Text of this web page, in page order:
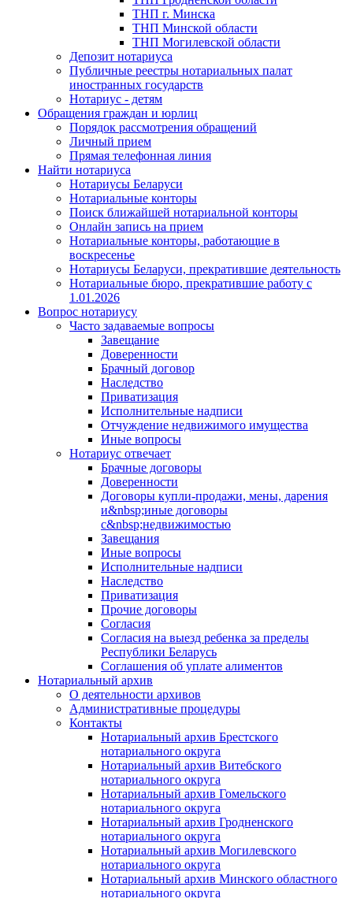
ТНП г. Минска
ТНП Минской области
ТНП Могилевской области
Депозит нотариуса
Публичные реестры нотариальных палат
иностранных государств
Нотариус - детям
Обращения граждан и юрлиц
Порядок рассмотрения обращений
Личный прием
Прямая телефонная линия
Найти нотариуса
Нотариусы Беларуси
Нотариальные конторы
Поиск ближайшей нотариальной конторы
Онлайн запись на прием
Нотариальные конторы, работающие в
воскресенье
Нотариусы Беларуси, прекратившие деятельность
Нотариальные бюро, прекратившие работу с
1.01.2026
Вопрос нотариусу
Часто задаваемые вопросы
Завещание
Доверенности
Брачный договор
Наследство
Приватизация
Исполнительные надписи
Отчуждение недвижимого имущества
Иные вопросы
Нотариус отвечает
Брачные договоры
Доверенности
Договоры купли-продажи, мены, дарения
и&nbsp;иные договоры
с&nbsp;недвижимостью
Завещания
Иные вопросы
Исполнительные надписи
Наследство
Приватизация
Прочие договоры
Согласия
Согласия на выезд ребенка за пределы
Республики Беларусь
Соглашения об уплате алиментов
Нотариальный архив
О деятельности архивов
Административные процедуры
Контакты
Нотариальный архив Брестского
нотариального округа
Нотариальный архив Витебского
нотариального округа
Нотариальный архив Гомельского
нотариального округа
Нотариальный архив Гродненского
нотариального округа
Нотариальный архив Могилевского
нотариального округа
Нотариальный архив Минского областного
нотариального округа